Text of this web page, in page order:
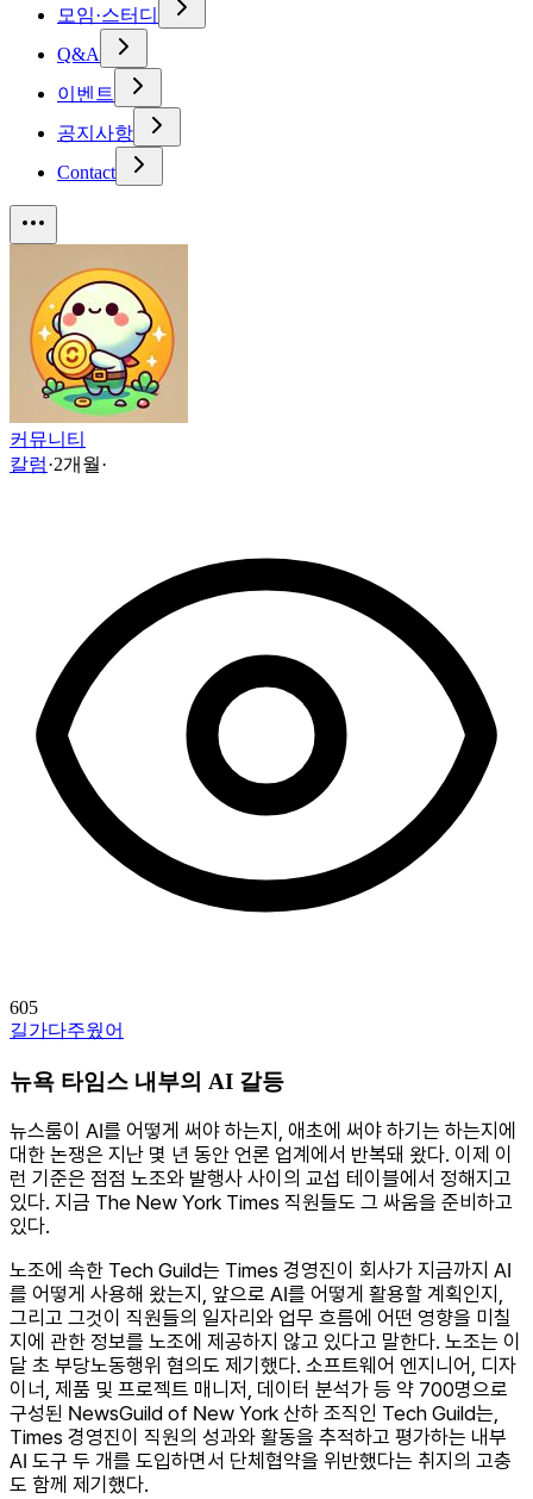
모임·스터디
Q&A
이벤트
공지사항
Contact
커뮤니티
칼럼·2개월·
605
길가다주웠어
뉴욕 타임스 내부의 AI 갈등
뉴스룸이 AI를 어떻게 써야 하는지, 애초에 써야 하기는 하는지에
대한 논쟁은 지난 몇 년 동안 언론 업계에서 반복돼 왔다. 이제 이
런 기준은 점점 노조와 발행사 사이의 교섭 테이블에서 정해지고
있다. 지금 The New York Times 직원들도 그 싸움을 준비하고
있다.
노조에 속한 Tech Guild는 Times 경영진이 회사가 지금까지 AI
를 어떻게 사용해 왔는지, 앞으로 AI를 어떻게 활용할 계획인지,
그리고 그것이 직원들의 일자리와 업무 흐름에 어떤 영향을 미칠
지에 관한 정보를 노조에 제공하지 않고 있다고 말한다. 노조는 이
달 초 부당노동행위 혐의도 제기했다. 소프트웨어 엔지니어, 디자
이너, 제품 및 프로젝트 매니저, 데이터 분석가 등 약 700명으로
구성된 NewsGuild of New York 산하 조직인 Tech Guild는,
Times 경영진이 직원의 성과와 활동을 추적하고 평가하는 내부
AI 도구 두 개를 도입하면서 단체협약을 위반했다는 취지의 고충
도 함께 제기했다.